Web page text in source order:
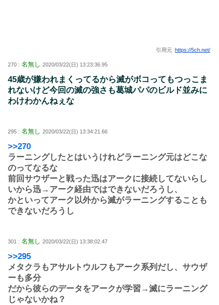
引用元 :https://5ch.net/
270 : 名無し 2020/03/22(日) 13:23:36.95
45歳が嫌われまくってるから滅がボコってもつっこま
れないけど今回の滅の強さも葛城パパのビルド並みに
わけわかんねぇな
295 : 名無し 2020/03/22(日) 13:34:21.66
>>270
ラーニングしたとはいうけれどラーニング元はどこな
のってなるな
前回サウザーと戦った迅はアークに接続してないらし
いから迅→アーク経由ではできないだろうし、
かといってアーク以外から滅がラーニングすることも
できないだろうし
301 : 名無し 2020/03/22(日) 13:38:02.47
>>295
メタクラもアサルトウルフもアーク系列だし、サウザ
ーも多分
だから彼らのデータをアークが学習→滅にラーニング
じゃないかね？